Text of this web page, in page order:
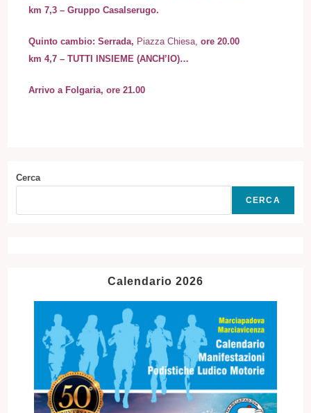
km 7,3 – Gruppo Casalserugo.
Quinto cambio: Serrada, Piazza Chiesa,ore 20.00
km 4,7 – TUTTI INSIEME (ANCH’IO)…
Arrivo a Folgaria, ore 21.00
Cerca
CERCA
Calendario 2026